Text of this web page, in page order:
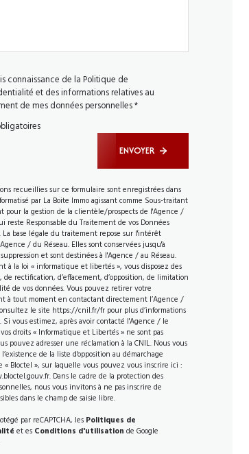
connaissance de la Politique de
et des informations relatives au
de mes données personnelles *
ENVOYER
recueillies sur ce formulaire sont enregistrées dans
par La Boite Immo agissant comme Sous-traitant
pour la gestion de la clientèle/prospects de l'Agence /
reste Responsable du Traitement de vos Données
La base légale du traitement repose sur l'intérêt
/ du Réseau. Elles sont conservées jusqu'à
et sont destinées à l'Agence / au Réseau.
à la loi « informatique et libertés », vous disposez des
de rectification, d’effacement, d’opposition, de limitation
de vos données. Vous pouvez retirer votre
à tout moment en contactant directement l’Agence /
le site https://cnil.fr/frpour plus d’informations
Si vous estimez, après avoir contacté l'Agence / le
droits « Informatique et Libertés » ne sont pas
pouvez adresser une réclamation à la CNIL. Nous vous
de la liste d'opposition au démarchage
Bloctel », sur laquelle vous pouvez vous inscrire ici :
. Dans le cadre de la protection des
nous vous invitons à ne pas inscrire de
dans le champ de saisie libre.
par reCAPTCHA, les Politiques de
et es Conditions d'utilisation de Google